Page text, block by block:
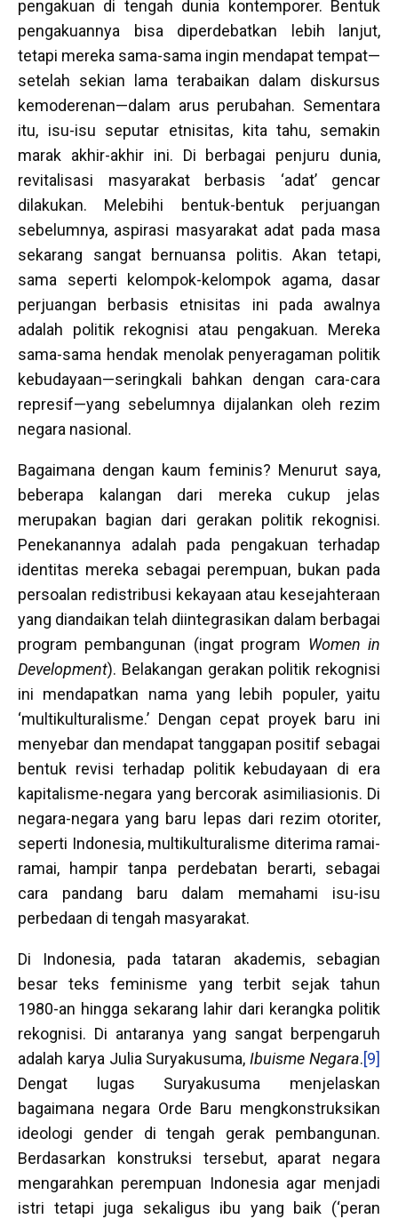
pengakuan di tengah dunia kontemporer. Bentuk
pengakuannya bisa diperdebatkan lebih lanjut,
tetapi mereka sama-sama ingin mendapat tempat—
setelah sekian lama terabaikan dalam diskursus
kemoderenan—dalam arus perubahan. Sementara
itu, isu-isu seputar etnisitas, kita tahu, semakin
marak akhir-akhir ini. Di berbagai penjuru dunia,
revitalisasi masyarakat berbasis ‘adat’ gencar
dilakukan. Melebihi bentuk-bentuk perjuangan
sebelumnya, aspirasi masyarakat adat pada masa
sekarang sangat bernuansa politis. Akan tetapi,
sama seperti kelompok-kelompok agama, dasar
perjuangan berbasis etnisitas ini pada awalnya
adalah politik rekognisi atau pengakuan. Mereka
sama-sama hendak menolak penyeragaman politik
kebudayaan—seringkali bahkan dengan cara-cara
represif—yang sebelumnya dijalankan oleh rezim
negara nasional.
Bagaimana dengan kaum feminis? Menurut saya,
beberapa kalangan dari mereka cukup jelas
merupakan bagian dari gerakan politik rekognisi.
Penekanannya adalah pada pengakuan terhadap
identitas mereka sebagai perempuan, bukan pada
persoalan redistribusi kekayaan atau kesejahteraan
yang diandaikan telah diintegrasikan dalam berbagai
program pembangunan (ingat program Women in
Development). Belakangan gerakan politik rekognisi
ini mendapatkan nama yang lebih populer, yaitu
‘multikulturalisme.’ Dengan cepat proyek baru ini
menyebar dan mendapat tanggapan positif sebagai
bentuk revisi terhadap politik kebudayaan di era
kapitalisme-negara yang bercorak asimiliasionis. Di
negara-negara yang baru lepas dari rezim otoriter,
seperti Indonesia, multikulturalisme diterima ramai-
ramai, hampir tanpa perdebatan berarti, sebagai
cara pandang baru dalam memahami isu-isu
perbedaan di tengah masyarakat.
Di Indonesia, pada tataran akademis, sebagian
besar teks feminisme yang terbit sejak tahun
1980-an hingga sekarang lahir dari kerangka politik
rekognisi. Di antaranya yang sangat berpengaruh
adalah karya Julia Suryakusuma,Ibuisme Negara.[9]
Dengat lugas Suryakusuma menjelaskan
bagaimana negara Orde Baru mengkonstruksikan
ideologi gender di tengah gerak pembangunan.
Berdasarkan konstruksi tersebut, aparat negara
mengarahkan perempuan Indonesia agar menjadi
istri tetapi juga sekaligus ibu yang baik (‘peran